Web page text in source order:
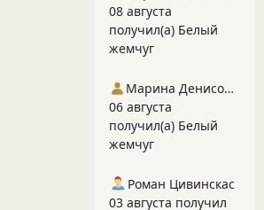
08 августа
получил(а) Белый
жемчуг
Марина Денисова 5
06 августа
получил(а) Белый
жемчуг
Роман Цивинскас
03 августа получил